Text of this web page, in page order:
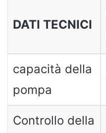
DATI TECNICI
capacità della
pompa
Controllo della